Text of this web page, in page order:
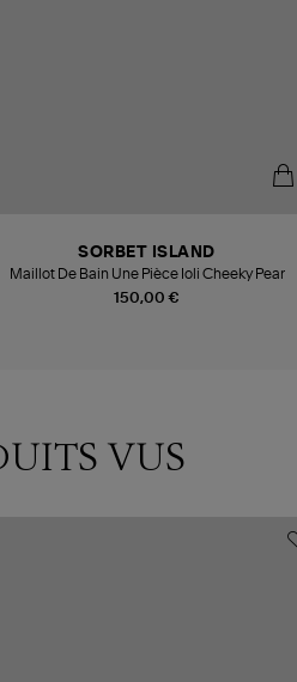
150,00 €
SORBET ISLAND
Maillot De Bain Une Pièce Ioli Cheeky Pear
VUS